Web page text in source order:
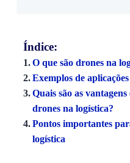
Índice:
O que são drones na
Exemplos de
Quais são as
drones na logística?
Pontos importantes
logística